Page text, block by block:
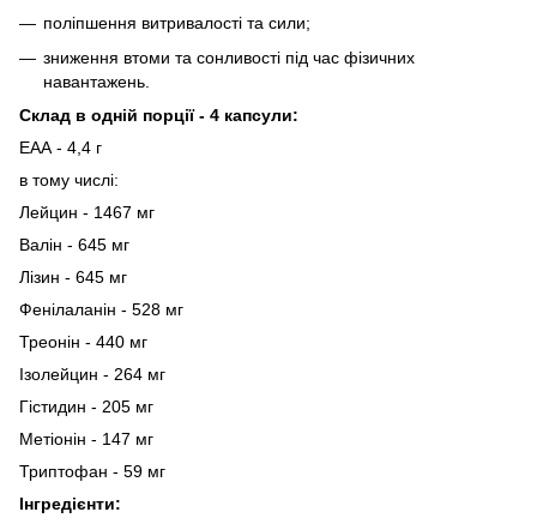
поліпшення витривалості та сили;
зниження втоми та сонливості під час фізичних
навантажень.
Склад в одній порції - 4 капсули:
ЕАА - 4,4 г
в тому числі:
Лейцин - 1467 мг
Валін - 645 мг
Лізин - 645 мг
Фенілаланін - 528 мг
Треонін - 440 мг
Ізолейцин - 264 мг
Гістидин - 205 мг
Метіонін - 147 мг
Триптофан - 59 мг
Інгредієнти: